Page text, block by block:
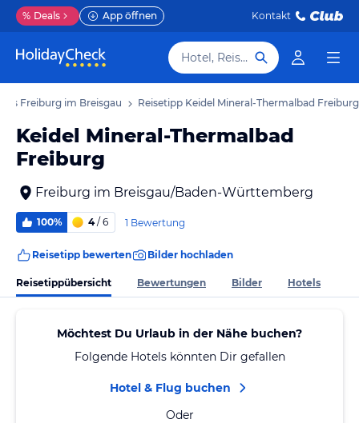
% Deals App öffnen Kontakt
Hotel, Reiseziel
Freiburg im Breisgau Reisetipp Keidel Mineral-Thermalbad Freiburg
Keidel Mineral-Thermalbad
Freiburg
Freiburg im Breisgau/Baden-Württemberg
100% 4/ 6 1 Bewertung
Reisetipp bewerten Bilder hochladen
Reisetippübersicht Bewertungen Bilder Hotels
Möchtest Du Urlaub in der Nähe buchen?
Folgende Hotels könnten Dir gefallen
Hotel & Flug buchen
Oder